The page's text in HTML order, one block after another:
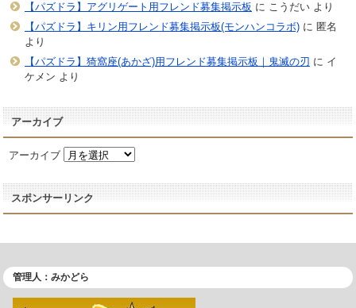
【パズドラ】アグリゲート用フレンド募集掲示板 に こうだいより
【パズドラ】キリン用フレンド募集掲示板(モンハンコラボ)に 匿名
より
【パズドラ】猗窩座(あかざ)用フレンド募集掲示板｜鬼滅の刃 に イ
ケメン より
アーカイブ
アーカイブ
スポンサーリンク
管理人：みかどら